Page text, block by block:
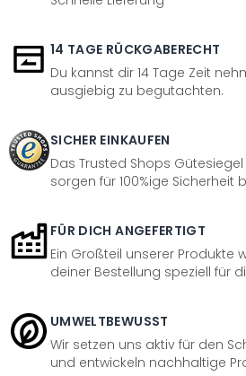
14 TAGE RÜCKGABERECHT
Du kannst dir 14 Tage Zeit
ausgiebig zu begutachten.
SICHER EINKAUFEN
Das Trusted Shops
sorgen für 100%ige Sicherheit
FÜR DICH ANGEFERTIGT
Ein Großteil unserer Produkte
deiner Bestellung speziell für
UMWELTBEWUSST
Wir setzen uns aktiv für den
und entwickeln nachhaltige